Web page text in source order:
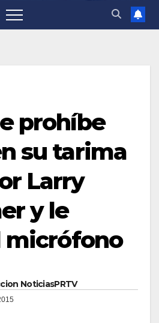
prohíbe
su tarima
Larry
y le
micrófono
NoticiasPRTV